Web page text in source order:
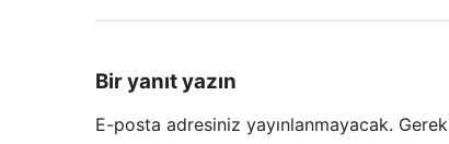
Bir yanıt yazın
E-posta adresiniz yayınlanmayacak.